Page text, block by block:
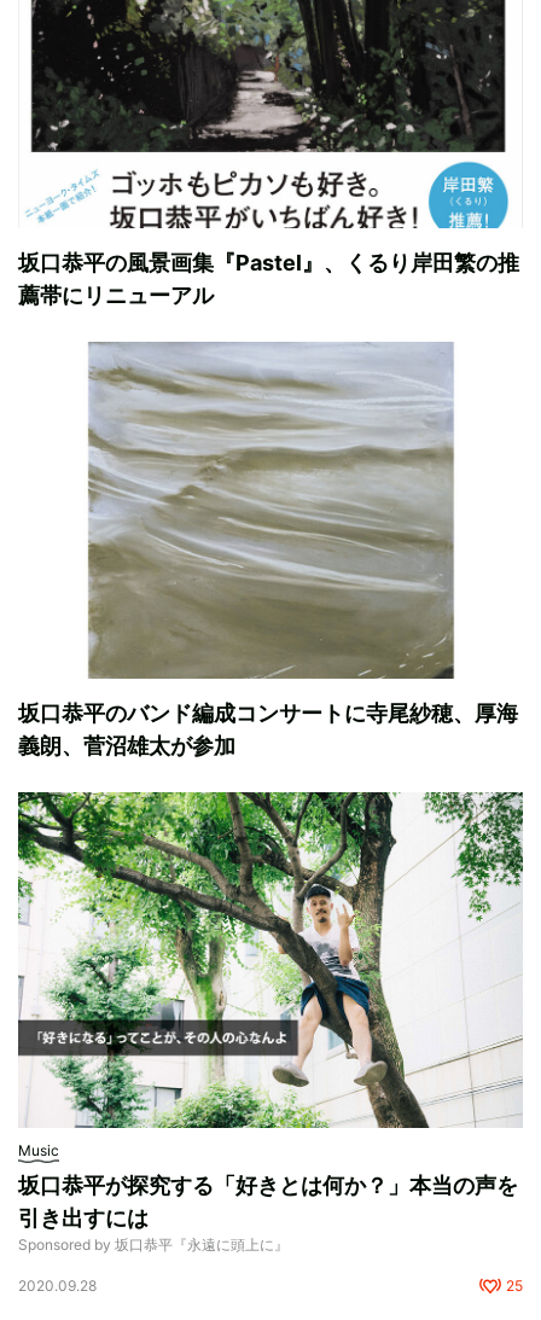
坂口恭平の風景画集『Pastel』、くるり岸田繁の推
薦帯にリニューアル
坂口恭平のバンド編成コンサートに寺尾紗穂、厚海
義朗、菅沼雄太が参加
Music
坂口恭平が探究する「好きとは何か？」本当の声を
引き出すには
Sponsored by 坂口恭平『永遠に頭上に』
2020.09.28 25